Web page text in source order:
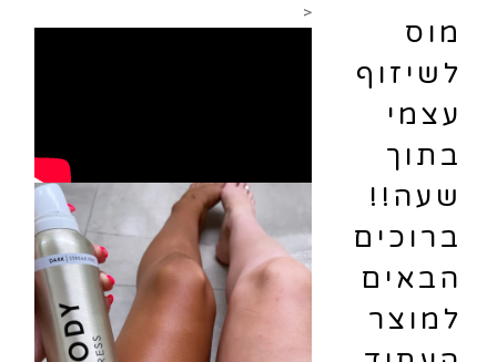
מוס
לשיזוף
עצמי
בתוך
שעה!!
ברוכים
הבאים
למוצר
<